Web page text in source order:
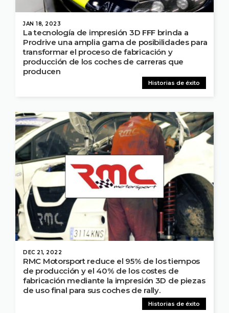
JAN 18, 2023
Historias de éxito
La tecnología de impresión 3D FFF brinda a
Prodrive una amplia gama de posibilidades para
transformar el proceso de fabricación y
producción de los coches de carreras que
producen
DEC 21, 2022
Historias de éxito
RMC Motorsport reduce el 95% de los tiempos
de producción y el 40% de los costes de
fabricación mediante la impresión 3D de piezas
de uso final para sus coches de rally.